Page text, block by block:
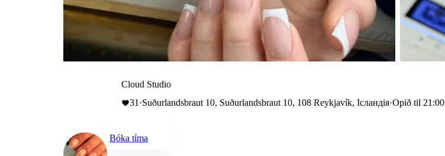
Cloud Studio
31 ·Suðurlandsbraut 10, Suðurlandsbraut 10, 108 Reykjavík, Ісландія·Opið til 21:00
Bóka tíma